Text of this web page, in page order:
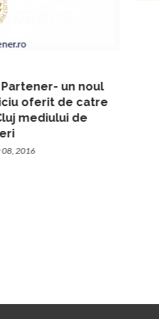
un noul
de catre
de